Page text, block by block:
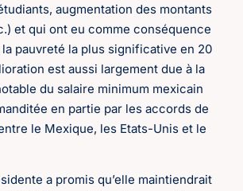
augmentation des montants
et qui ont eu comme conséquence
pauvreté la plus significative en 20
est aussi largement due à la
du salaire minimum mexicain
en partie par les accords de
le Mexique, les Etats-Unis et le
a promis qu’elle maintiendrait